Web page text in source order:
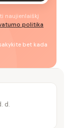
naujienlaiškį
politika
bet kada
d.